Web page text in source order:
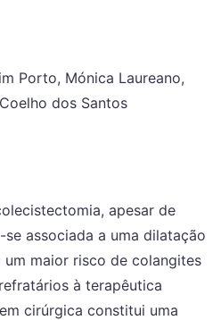
Porto, Mónica Laureano,
dos Santos
apesar de
associada a uma dilatação
maior risco de colangites
à terapêutica
cirúrgica constitui uma